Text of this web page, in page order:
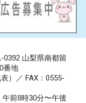
0392 山梨県南都留
番地
表）／ FAX：0555-
前8時30分〜午後